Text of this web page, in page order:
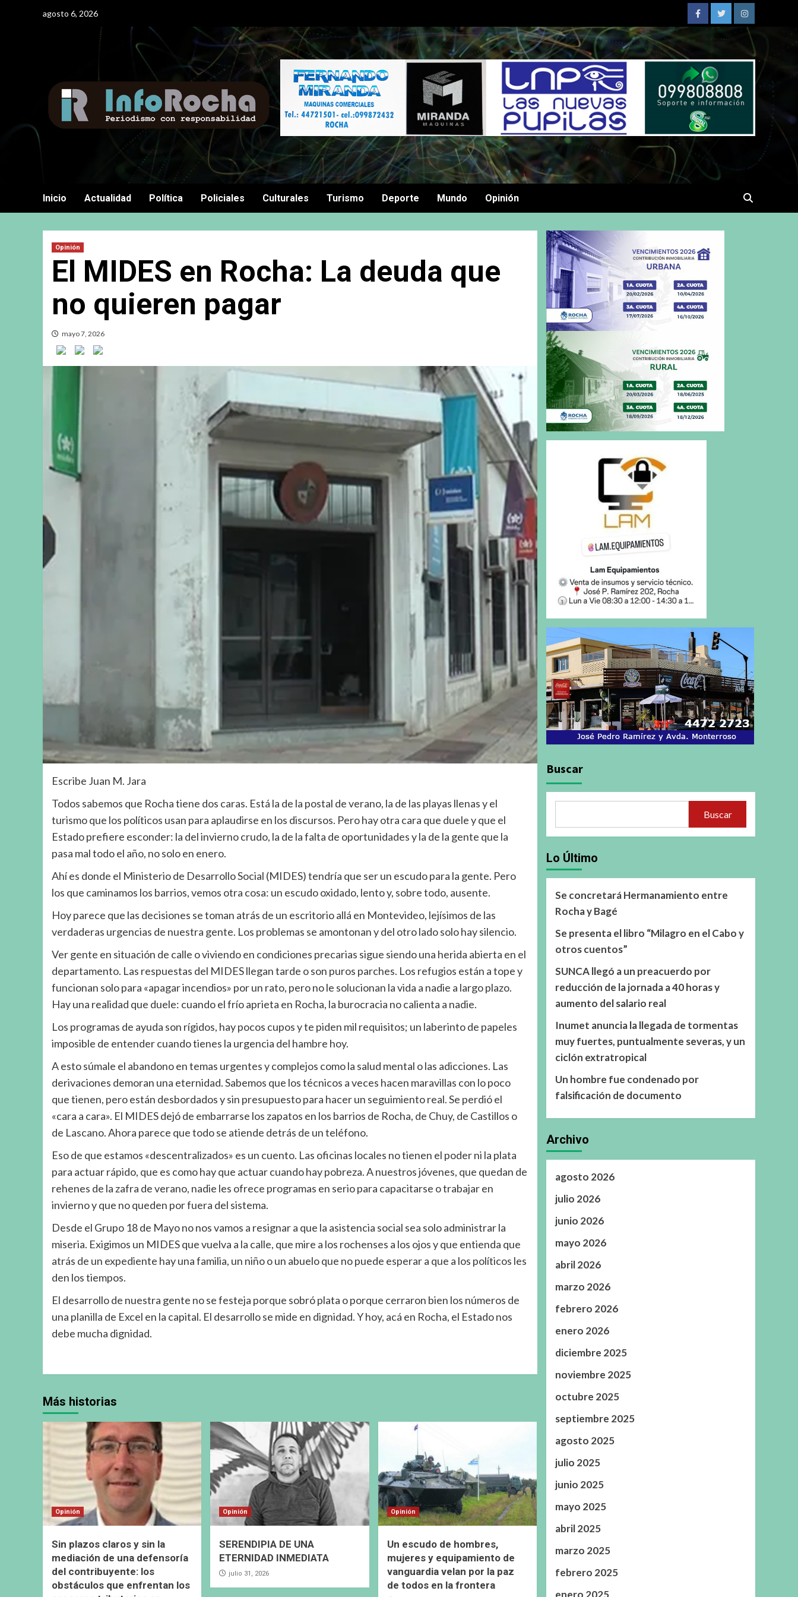
agosto 6, 2026
FacebookTwitterInstagram
Inicio Actualidad Política Policiales Culturales Turismo Deporte Mundo Opinión
Opinión
El MIDES en Rocha: La deuda que
no quieren pagar
mayo 7, 2026
Escribe Juan M. Jara
Todos sabemos que Rocha tiene dos caras. Está la de la postal de verano, la de las playas llenas y el
turismo que los políticos usan para aplaudirse en los discursos. Pero hay otra cara que duele y que el
Estado prefiere esconder: la del invierno crudo, la de la falta de oportunidades y la de la gente que la
pasa mal todo el año, no solo en enero.
Ahí es donde el Ministerio de Desarrollo Social (MIDES) tendría que ser un escudo para la gente. Pero
los que caminamos los barrios, vemos otra cosa: un escudo oxidado, lento y, sobre todo, ausente.
Hoy parece que las decisiones se toman atrás de un escritorio allá en Montevideo, lejísimos de las
verdaderas urgencias de nuestra gente. Los problemas se amontonan y del otro lado solo hay silencio.
Ver gente en situación de calle o viviendo en condiciones precarias sigue siendo una herida abierta en el
departamento. Las respuestas del MIDES llegan tarde o son puros parches. Los refugios están a tope y
funcionan solo para «apagar incendios» por un rato, pero no le solucionan la vida a nadie a largo plazo.
Hay una realidad que duele: cuando el frío aprieta en Rocha, la burocracia no calienta a nadie.
Los programas de ayuda son rígidos, hay pocos cupos y te piden mil requisitos; un laberinto de papeles
imposible de entender cuando tienes la urgencia del hambre hoy.
A esto súmale el abandono en temas urgentes y complejos como la salud mental o las adicciones. Las
derivaciones demoran una eternidad. Sabemos que los técnicos a veces hacen maravillas con lo poco
que tienen, pero están desbordados y sin presupuesto para hacer un seguimiento real. Se perdió el
«cara a cara». El MIDES dejó de embarrarse los zapatos en los barrios de Rocha, de Chuy, de Castillos o
de Lascano. Ahora parece que todo se atiende detrás de un teléfono.
Eso de que estamos «descentralizados» es un cuento. Las oficinas locales no tienen el poder ni la plata
para actuar rápido, que es como hay que actuar cuando hay pobreza. A nuestros jóvenes, que quedan de
rehenes de la zafra de verano, nadie les ofrece programas en serio para capacitarse o trabajar en
invierno y que no queden por fuera del sistema.
Desde el Grupo 18 de Mayo no nos vamos a resignar a que la asistencia social sea solo administrar la
miseria. Exigimos un MIDES que vuelva a la calle, que mire a los rochenses a los ojos y que entienda que
atrás de un expediente hay una familia, un niño o un abuelo que no puede esperar a que a los políticos les
den los tiempos.
El desarrollo de nuestra gente no se festeja porque sobró plata o porque cerraron bien los números de
una planilla de Excel en la capital. El desarrollo se mide en dignidad. Y hoy, acá en Rocha, el Estado nos
debe mucha dignidad.
Más historias
Opinión
Sin plazos claros y sin la
mediación de una defensoría
del contribuyente: los
obstáculos que enfrentan los
Opinión
SERENDIPIA DE UNA
ETERNIDAD INMEDIATA
julio 31, 2026
Opinión
Un escudo de hombres,
mujeres y equipamiento de
vanguardia velan por la paz
de todos en la frontera
Buscar
Buscar
Lo Último
Se concretará Hermanamiento entre
Rocha y Bagé
Se presenta el libro “Milagro en el Cabo y
otros cuentos”
SUNCA llegó a un preacuerdo por
reducción de la jornada a 40 horas y
aumento del salario real
Inumet anuncia la llegada de tormentas
muy fuertes, puntualmente severas, y un
ciclón extratropical
Un hombre fue condenado por
falsificación de documento
Archivo
agosto 2026
julio 2026
junio 2026
mayo 2026
abril 2026
marzo 2026
febrero 2026
enero 2026
diciembre 2025
noviembre 2025
octubre 2025
septiembre 2025
agosto 2025
julio 2025
junio 2025
mayo 2025
abril 2025
marzo 2025
febrero 2025
enero 2025